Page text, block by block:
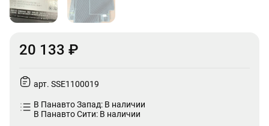
20 133 ₽
арт. SSE1100019
В Панавто Запад: В наличии
В Панавто Сити: В наличии